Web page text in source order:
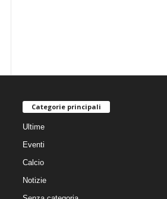
Categorie principali
Ultime
Eventi
Calcio
Notizie